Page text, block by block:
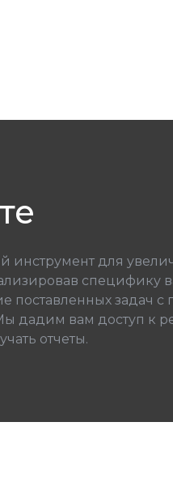
инструмент для
специфику
поставленных задач
дадим вам доступ к
отчеты.